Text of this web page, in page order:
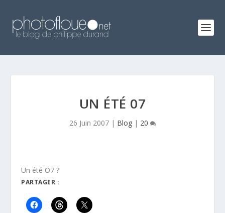
UN ÉTÉ 07
26 Juin 2007| Blog| 20
Un été O7 ?
PARTAGER :